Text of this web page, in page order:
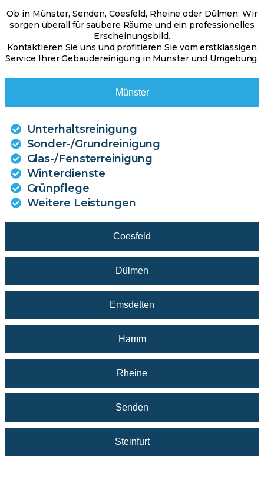
Ob in Münster, Senden, Coesfeld, Rheine oder Dülmen: Wir
sorgen überall für saubere Räume und ein professionelles
Erscheinungsbild.
Kontaktieren Sie uns und profitieren Sie vom erstklassigen
Service Ihrer Gebäudereinigung in Münster und Umgebung.
Münster
Coesfeld
Dülmen
Emsdetten
Hamm
Rheine
Senden
Steinfurt
Winterdienste
Grünpflege
Weitere Leistungen
Unterhaltsreinigung
Sonder-/Grundreinigung
Glas-/Fensterreinigung